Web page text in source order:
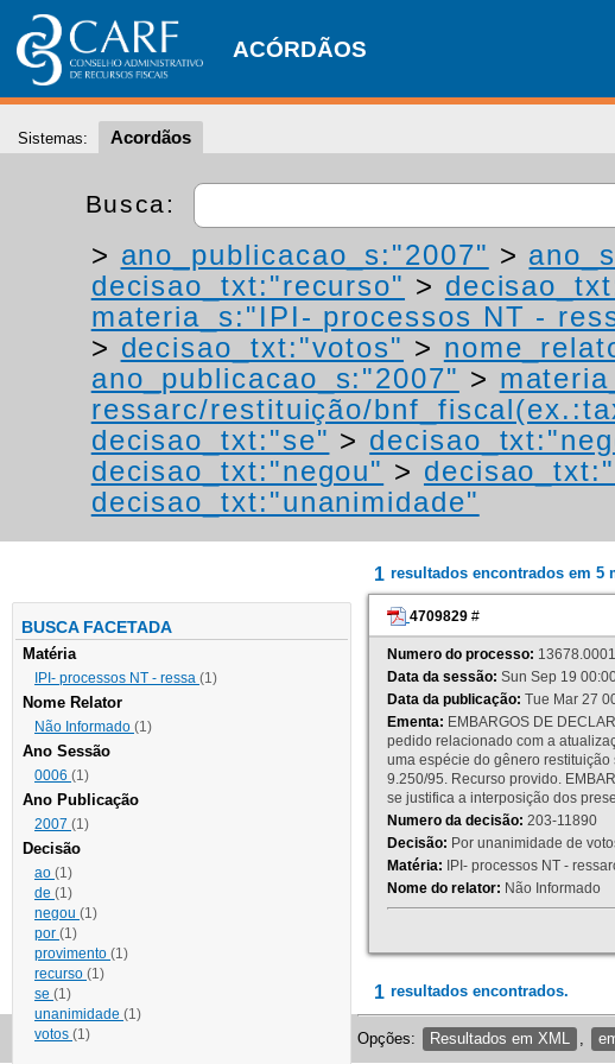
ACÓRDÃOS
Sistemas: Acordãos
Busca:
> ano_publicacao_s:"2007" >
decisao_txt:"recurso" >
materia_s:"IPI- processos NT -
> decisao_txt:"votos" >
ano_publicacao_s:"2007" >
ressarc/restituição/
decisao_txt:"se" >
decisao_txt:"negou" >
decisao_txt:"unanimidade"
BUSCA FACETADA
Matéria
IPI- processos NT - ressa (1)
Nome Relator
Não Informado (1)
Ano Sessão
0006 (1)
Ano Publicação
2007 (1)
Decisão
ao (1)
de (1)
negou (1)
por (1)
provimento (1)
recurso (1)
se (1)
unanimidade (1)
votos (1)
1 resultados encontrados em 5
4709829 #
Numero do processo:
Data da sessão: Sun Sep 19
Data da publicação: Tue Mar 27
Ementa: EMBARGOS DE
pedido relacionado com a
uma espécie do gênero restituição
9.250/95. Recurso provido.
se justifica a interposição dos
Numero da decisão: 203-11890
Decisão: Por unanimidade de
Matéria: IPI- processos NT -
Nome do relator: Não Informado
1 resultados encontrados.
Opções: Resultados em XML